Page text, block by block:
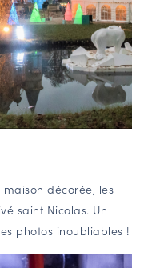
décorée, les
saint Nicolas. Un
photos inoubliables !